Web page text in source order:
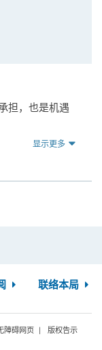
担，也是机遇
显示更多
联络本局
障碍网页
版权告示